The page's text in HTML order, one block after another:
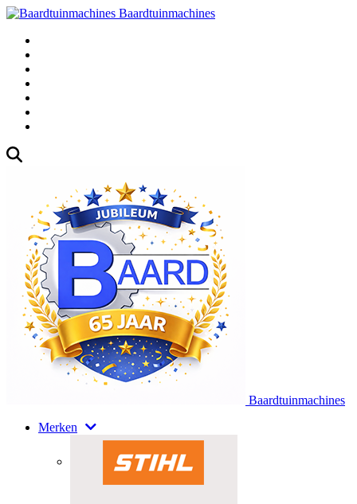
Baardtuinmachines
Baardtuinmachines
Merken